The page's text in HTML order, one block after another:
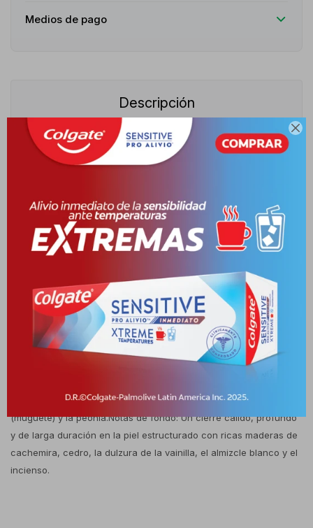

Medios de pago
Descripción
Love Collection Delina 151 Eau de Parfum es una fragancia
florales más icónicas del mundo, este perfume para dama ofrece
una alta concentración que garantiza una excelente fijación y
una estela sofisticada y envolvente. Es la elección perfecta para
un toque de misterio en ocasiones especiales o en su día a
día.ComposiciónEsta adictiva y refinada pirámide olfativa
despliega sus acordes de forma armónica:Notas de salida: Una
apertura fresca, jugosa y sutilmente ácida donde se fusionan el
lichi exótico, el ruibarbo, la bergamota cítrica y un toque
especiado de nuez moscada.Notas de corazón: Un núcleo
turca, acompañada por la delicadeza del lirio de los valles
(muguete) y la peonía.Notas de fondo: Un cierre cálido, profundo
y de larga duración en la piel estructurado con ricas maderas de
cachemira, cedro, la dulzura de la vainilla, el almizcle blanco y el
incienso.